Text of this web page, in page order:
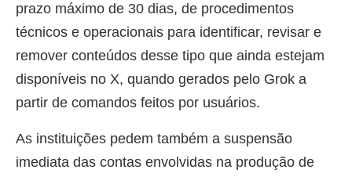
prazo máximo de 30 dias, de procedimentos
técnicos e operacionais para identificar, revisar e
remover conteúdos desse tipo que ainda estejam
disponíveis no X, quando gerados pelo Grok a
partir de comandos feitos por usuários.
As instituições pedem também a suspensão
imediata das contas envolvidas na produção de